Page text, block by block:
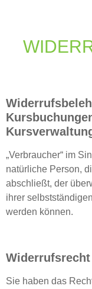
„Verbraucher“ im
natürliche Person,
abschließt, der
ihrer
werden können.
Widerrufsrecht
Sie haben das